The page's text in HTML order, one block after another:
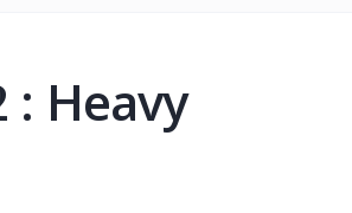
Hogar
Media
: Heavy